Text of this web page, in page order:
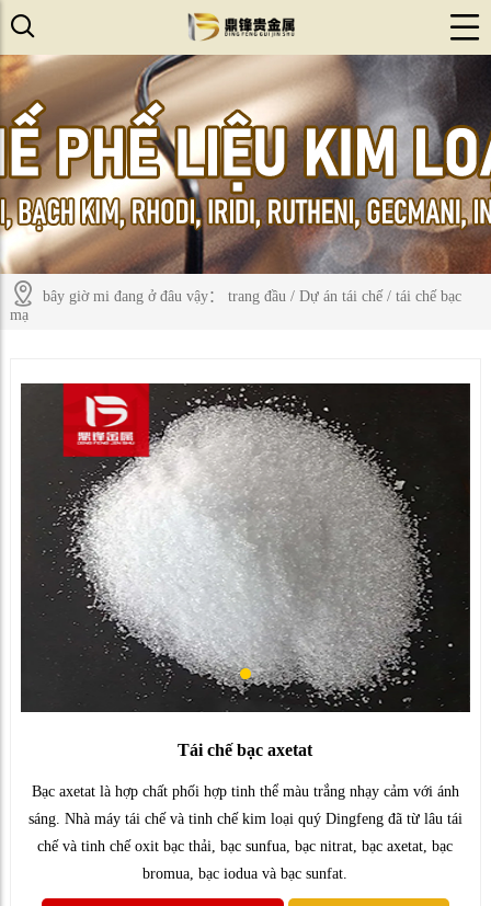
bây giờ mi đang ở đâu vậy： trang đầu / Dự án tái chế/ tái chế bạc
mạ
Tái chế bạc axetat
Bạc axetat là hợp chất phối hợp tinh thể màu trắng nhạy cảm với ánh
sáng. Nhà máy tái chế và tinh chế kim loại quý Dingfeng đã từ lâu tái
chế và tinh chế oxit bạc thải, bạc sunfua, bạc nitrat, bạc axetat, bạc
bromua, bạc iodua và bạc sunfat.